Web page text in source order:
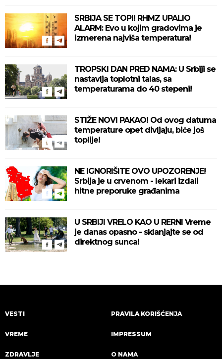
SRBIJA SE TOPI! RHMZ UPALIO
ALARM: Evo u kojim gradovima je
izmerena najviša temperatura!
TROPSKI DAN PRED NAMA: U Srbiji se
nastavlja toplotni talas, sa
temperaturama do 40 stepeni!
STIŽE NOVI PAKAO! Od ovog datuma
temperature opet divljaju, biće još
toplije!
NE IGNORIŠITE OVO UPOZORENJE!
Srbija je u crvenom - lekari izdali
hitne preporuke građanima
U SRBIJI VRELO KAO U RERNI Vreme
je danas opasno - sklanjajte se od
direktnog sunca!
VESTI
VREME
ZDRAVLJE
PRAVILA KORIŠĆENJA
IMPRESSUM
O NAMA